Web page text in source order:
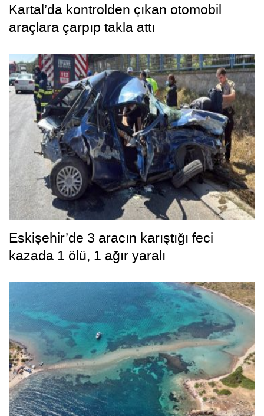
Kartal’da kontrolden çıkan otomobil
araçlara çarpıp takla attı
Eskişehir’de 3 aracın karıştığı feci
kazada 1 ölü, 1 ağır yaralı